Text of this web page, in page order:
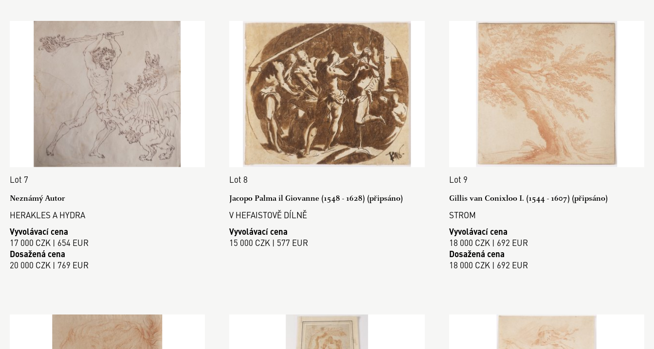
Lot 7
Neznámý Autor
HERAKLES A HYDRA
Vyvolávací cena
17 000 CZK | 654 EUR
Dosažená cena
20 000 CZK | 769 EUR
Lot 8
Jacopo Palma il Giovanne (1548 - 1628) (připsáno)
V HEFAISTOVĚ DÍLNĚ
Vyvolávací cena
15 000 CZK | 577 EUR
Lot 9
Gillis van Conixloo I. (1544 - 1607) (připsáno)
STROM
Vyvolávací cena
18 000 CZK | 692 EUR
Dosažená cena
18 000 CZK | 692 EUR